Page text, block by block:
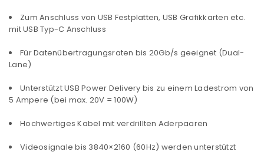
Zum Anschluss von USB Festplatten, USB Grafikkarten etc.
mit USB Typ-C Anschluss
Für Datenübertragungsraten bis 20Gb/s geeignet (Dual-
Lane)
Unterstützt USB Power Delivery bis zu einem Ladestrom von
5 Ampere (bei max. 20V = 100W)
Hochwertiges Kabel mit verdrillten Aderpaaren
Videosignale bis 3840×2160 (60Hz) werden unterstützt